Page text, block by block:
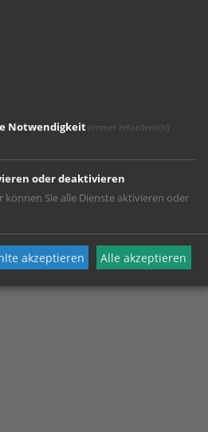
Notwendigkeit (immer erforderlich)
oder deaktivieren
können Sie alle Dienste aktivieren oder
akzeptieren Alle akzeptieren